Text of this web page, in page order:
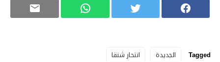
Tagged الجديدة
انتحار شنقا